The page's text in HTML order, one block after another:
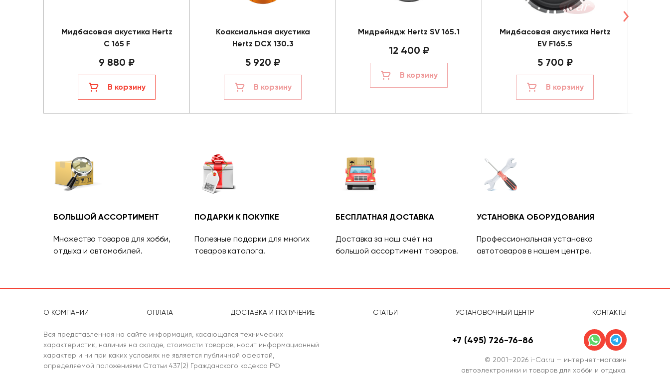
Мидбасовая акустика Hertz
C 165 F
9 880 ₽
В корзину
Коаксиальная акустика
Hertz DCX 130.3
5 920 ₽
В корзину
Мидрейндж Hertz SV 165.1
12 400 ₽
В корзину
Мидбасовая акустика Hertz
EV F165.5
5 700 ₽
В корзину
БОЛЬШОЙ АССОРТИМЕНТ
Множество товаров для хобби,
отдыха и автомобилей.
ПОДАРКИ К ПОКУПКЕ
Полезные подарки для многих
товаров каталога.
БЕСПЛАТНАЯ ДОСТАВКА
Доставка за наш счёт на
большой ассортимент товаров.
УСТАНОВКА ОБОРУДОВАНИЯ
Профессиональная установка
автотоваров в нашем центре.
О КОМПАНИИ ОПЛАТА ДОСТАВКА И ПОЛУЧЕНИЕ СТАТЬИ УСТАНОВОЧНЫЙ ЦЕНТР КОНТАКТЫ
Вся представленная на сайте информация, касающаяся технических
характеристик, наличия на складе, стоимости товаров, носит информационный
характер и ни при каких условиях не является публичной офертой,
определяемой положениями Статьи 437(2) Гражданского кодекса РФ.
+7 (495) 726-76-86
© 2001–2026 i-Car.ru — интернет-магазин
автоэлектроники и товаров для хобби и отдыха.